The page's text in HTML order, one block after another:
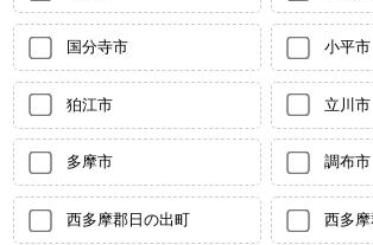
国分寺市 小平市
狛江市 立川市
多摩市 調布市
西多摩郡日の出町 西多